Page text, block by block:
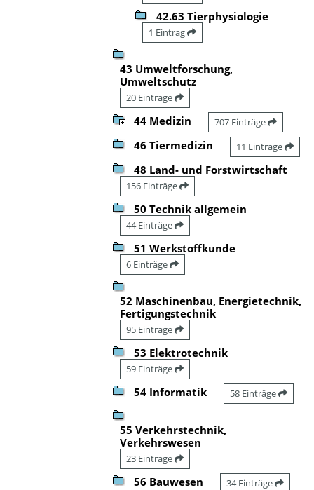
42.63 Tierphysiologie
1 Eintrag
43 Umweltforschung,
Umweltschutz
20 Einträge
44 Medizin 707 Einträge
46 Tiermedizin 11 Einträge
48 Land- und Forstwirtschaft
156 Einträge
50 Technik allgemein
44 Einträge
51 Werkstoffkunde
6 Einträge
52 Maschinenbau, Energietechnik,
Fertigungstechnik
95 Einträge
53 Elektrotechnik
59 Einträge
54 Informatik 58 Einträge
55 Verkehrstechnik,
Verkehrswesen
23 Einträge
56 Bauwesen 34 Einträge